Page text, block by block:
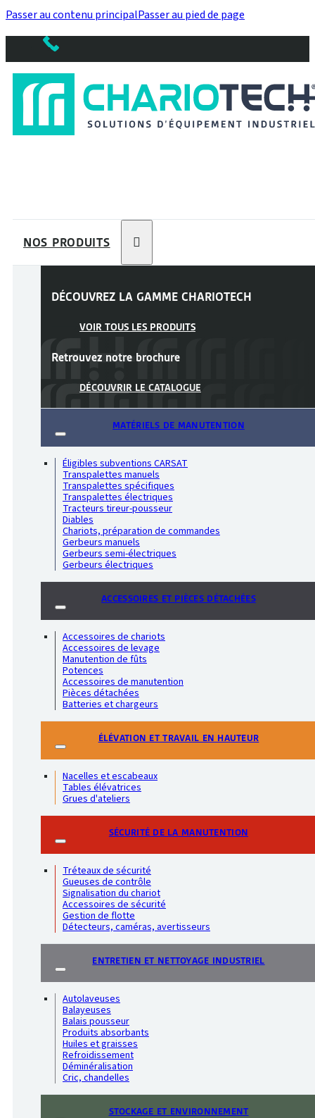
Passer au contenu principalPasser au pied de page
NOS PRODUITS
DÉCOUVREZ LA GAMME CHARIOTECH
VOIR TOUS LES PRODUITS
Retrouvez notre brochure
DÉCOUVRIR LE CATALOGUE
MATÉRIELS DE MANUTENTION
Éligibles subventions CARSAT
Transpalettes manuels
Transpalettes spécifiques
Transpalettes électriques
Tracteurs tireur-pousseur
Diables
Chariots, préparation de commandes
Gerbeurs manuels
Gerbeurs semi-électriques
Gerbeurs électriques
ACCESSOIRES ET PIÈCES DÉTACHÉES
Accessoires de chariots
Accessoires de levage
Manutention de fûts
Potences
Accessoires de manutention
Pièces détachées
Batteries et chargeurs
ÉLÉVATION ET TRAVAIL EN HAUTEUR
Nacelles et escabeaux
Tables élévatrices
Grues d'ateliers
SÉCURITÉ DE LA MANUTENTION
Tréteaux de sécurité
Gueuses de contrôle
Signalisation du chariot
Accessoires de sécurité
Gestion de flotte
Détecteurs, caméras, avertisseurs
ENTRETIEN ET NETTOYAGE INDUSTRIEL
Autolaveuses
Balayeuses
Balais pousseur
Produits absorbants
Huiles et graisses
Refroidissement
Déminéralisation
Cric, chandelles
STOCKAGE ET ENVIRONNEMENT